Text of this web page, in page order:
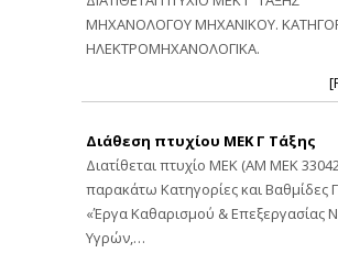
ΜΗΧΑΝΟΛΟΓΟΥ ΜΗΧΑΝΙΚΟΥ.
ΗΛΕΚΤΡΟΜΗΧΑΝΟΛΟΓΙΚΑ.
Διάθεση πτυχίου ΜΕΚ Γ Τάξης
Διατίθεται πτυχίο ΜΕΚ (ΑΜ ΜΕΚ
παρακάτω Κατηγορίες και Βαθμίδες
«Έργα Καθαρισμού & Επεξεργασίας
Υγρών,…